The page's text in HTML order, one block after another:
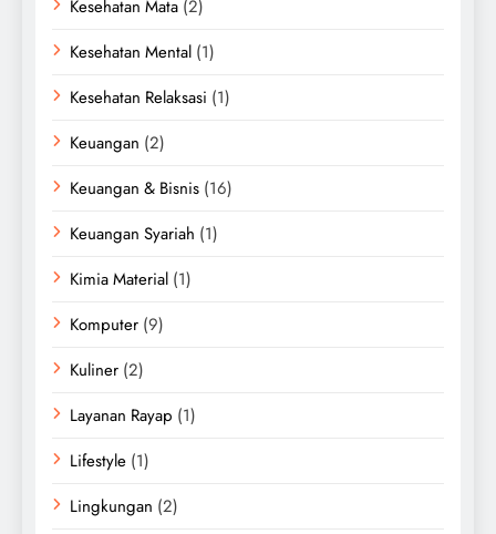
Kesehatan Mata (2)
Kesehatan Mental (1)
Kesehatan Relaksasi (1)
Keuangan (2)
Keuangan & Bisnis (16)
Keuangan Syariah (1)
Kimia Material (1)
Komputer (9)
Kuliner (2)
Layanan Rayap (1)
Lifestyle (1)
Lingkungan (2)